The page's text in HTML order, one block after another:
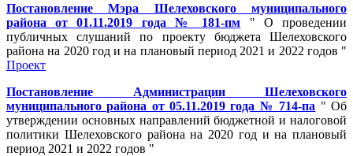
Постановление Мэра Шелеховского муниципального
района от 01.11.2019 года № 181-пм " О проведении
публичных слушаний по проекту бюджета Шелеховского
района на 2020 год и на плановый период 2021 и 2022 годов "
Проект
Постановление Администрации Шелеховского
муниципального района от 05.11.2019 года № 714-па " Об
утверждении основных направлений бюджетной и налоговой
политики Шелеховского района на 2020 год и на плановый
период 2021 и 2022 годов "